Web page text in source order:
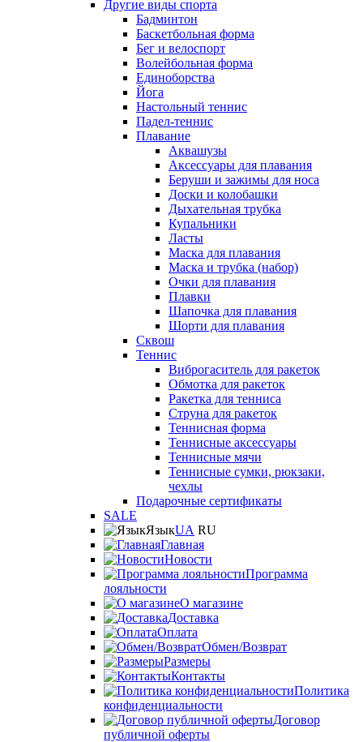
Другие виды спорта
Бадминтон
Баскетбольная форма
Бег и велоспорт
Волейбольная форма
Единоборства
Йога
Настольный теннис
Падел-теннис
Плавание
Аквашузы
Аксессуары для плавания
Беруши и зажимы для носа
Доски и колобашки
Дыхательная трубка
Купальники
Ласты
Маска для плавания
Маска и трубка (набор)
Очки для плавания
Плавки
Шапочка для плавания
Шорти для плавания
Сквош
Теннис
Виброгаситель для ракеток
Обмотка для ракеток
Ракетка для тенниса
Струна для ракеток
Теннисная форма
Теннисные аксессуары
Теннисные мячи
Теннисные сумки, рюкзаки,
чехлы
Подарочные сертификаты
SALE
ЯзыкUA RU
Главная
Новости
Программа
лояльности
О магазине
Доставка
Оплата
Обмен/Возврат
Размеры
Контакты
Политика
конфиденциальности
Договор
публичной оферты